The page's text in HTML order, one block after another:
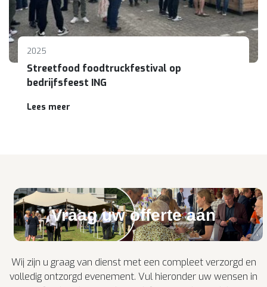
2025
Streetfood foodtruckfestival op
bedrijfsfeest ING
Lees meer
Vraag uw offerte aan
Wij zijn u graag van dienst met een compleet verzorgd en
volledig ontzorgd evenement. Vul hieronder uw wensen in